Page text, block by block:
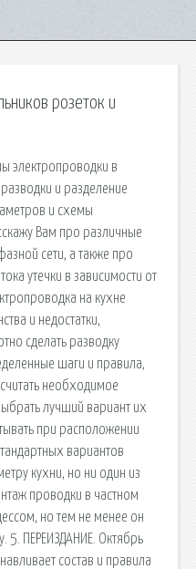
розеток и
электропроводки в
и разделение
и схемы
Вам про различные
сети, а также про
утечки в зависимости от
на кухне
и недостатки,
сделать разводку
шаги и правила,
необходимое
лучший вариант их
при расположении
вариантов
кухни, но ни один из
проводки в частном
но тем не менее он
5. ПЕРЕИЗДАНИЕ. Октябрь
состав и правила